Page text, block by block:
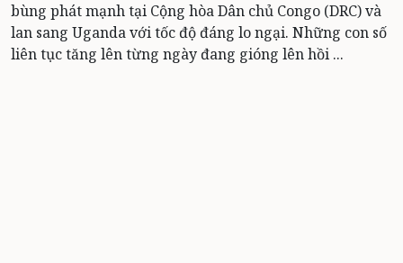
bùng phát mạnh tại Cộng hòa Dân chủ Congo (DRC) và
lan sang Uganda với tốc độ đáng lo ngại. Những con số
liên tục tăng lên từng ngày đang gióng lên hồi ...